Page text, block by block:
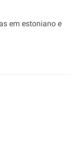
em estoniano e